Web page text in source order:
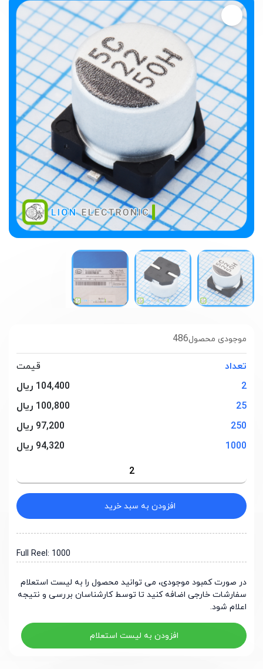
486موجودی محصول
تعداد
قیمت
2
104,400 ریال
25
100,800 ریال
250
97,200 ریال
1000
94,320 ریال
افزودن به سبد خرید
Full Reel: 1000
در صورت کمبود موجودی، می توانید محصول را به لیست استعلام
سفارشات خارجی اضافه کنید تا توسط کارشناسان بررسی و نتیجه
اعلام شود.
افزودن به لیست استعلام